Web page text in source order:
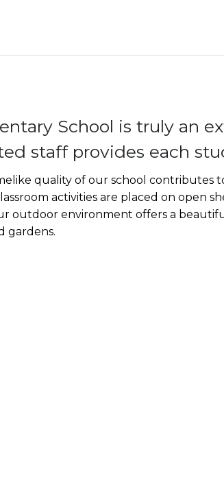
School is truly an
staff provides each
quality of our school contributes
activities are placed on open
outdoor environment offers a
gardens.